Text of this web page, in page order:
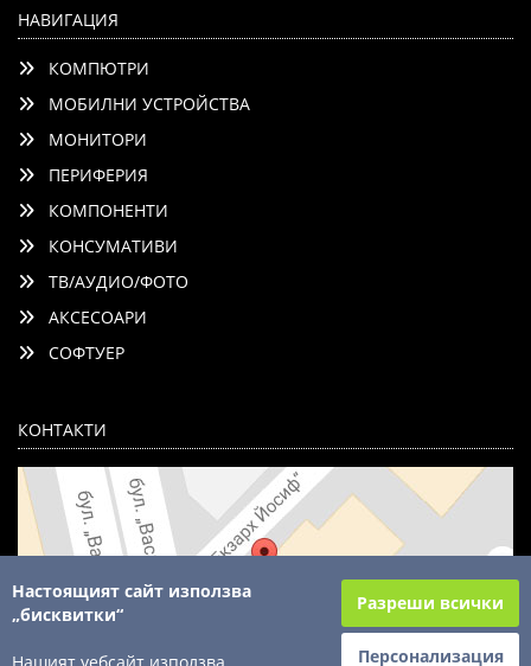
НАВИГАЦИЯ
КОМПЮТРИ
МОБИЛНИ УСТРОЙСТВА
МОНИТОРИ
ПЕРИФЕРИЯ
КОМПОНЕНТИ
КОНСУМАТИВИ
ТВ/АУДИО/ФОТО
АКСЕСОАРИ
СОФТУЕР
КОНТАКТИ
Настоящият сайт използва
„бисквитки“
Разреши всички
Персонализация